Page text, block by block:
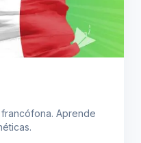
Aprende